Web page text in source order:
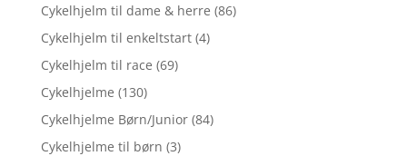
Cykelhjelm til dame & herre (86)
Cykelhjelm til enkeltstart (4)
Cykelhjelm til race (69)
Cykelhjelme (130)
Cykelhjelme Børn/Junior (84)
Cykelhjelme til børn (3)